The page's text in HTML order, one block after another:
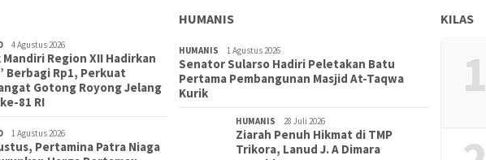
4 Agustus 2026
Mandiri Region XII Hadirkan
Berbagi Rp1, Perkuat
Gotong Royong Jelang
81 RI
1 Agustus 2026
Pertamina Patra Niaga
HUMANIS
HUMANIS 1 Agustus 2026
Senator Sularso Hadiri Peletakan Batu
Pertama Pembangunan Masjid At-Taqwa
Kurik
HUMANIS 28 Juli 2026
Ziarah Penuh Hikmat di TMP
Trikora, Lanud J. A Dimara
KILAS
1